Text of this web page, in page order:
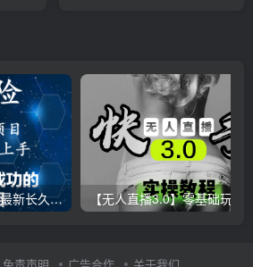
【副业项目4441期】最新长久稳定暴利项目，运费险全新玩法，日赚1000（包含详细教程，全程指导）